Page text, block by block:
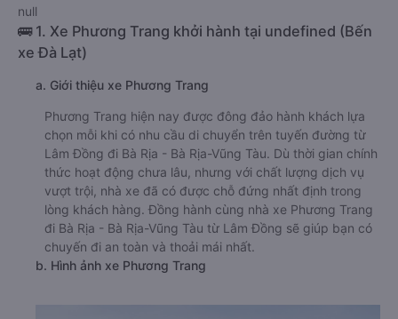
null
🚌 1. Xe Phương Trang khởi hành tại undefined (Bến
xe Đà Lạt)
a. Giới thiệu xe Phương Trang
Phương Trang hiện nay được đông đảo hành khách lựa
chọn mỗi khi có nhu cầu di chuyển trên tuyến đường từ
Lâm Đồng đi Bà Rịa - Bà Rịa-Vũng Tàu. Dù thời gian chính
thức hoạt động chưa lâu, nhưng với chất lượng dịch vụ
vượt trội, nhà xe đã có được chỗ đứng nhất định trong
lòng khách hàng. Đồng hành cùng nhà xe Phương Trang
đi Bà Rịa - Bà Rịa-Vũng Tàu từ Lâm Đồng sẽ giúp bạn có
chuyến đi an toàn và thoải mái nhất.
b. Hình ảnh xe Phương Trang